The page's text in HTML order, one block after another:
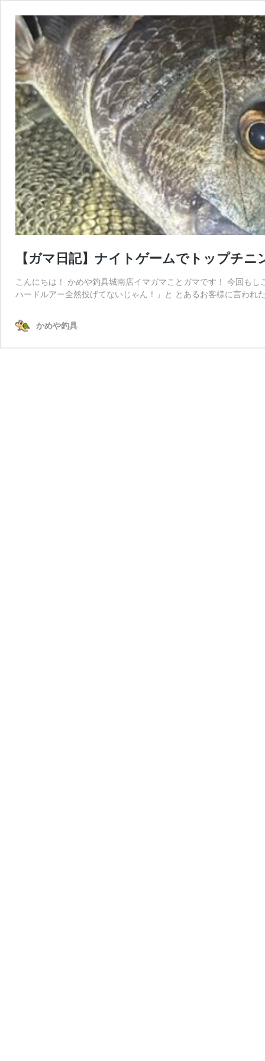
【ガマ日記】ナイトゲームでトップチ
こんにちは！ かめや釣具城南店イマガマことガマです！ 今回も
ハードルアー全然投げてないじゃん！」と とあるお客様に言わ
かめや釣具